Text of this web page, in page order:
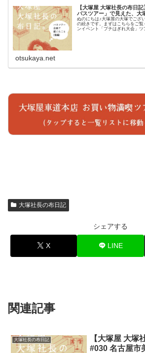
【大塚屋 大塚社長の布日
バスツアー」で見えた、大
ぬのにちは♪大塚屋の大塚でござ
の続きです。まずはこちらをご
ンイベント「プチはぎれ大会」
者25名様限定で特別開催する予
め、雨天
otsukaya.net
大塚社長の布日記
シェアする
X LINE
関連記事
大塚社長の布日記
【大塚屋 大塚
#030 名古屋市